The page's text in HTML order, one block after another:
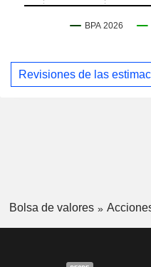
Revisiones de las
Bolsa de valores